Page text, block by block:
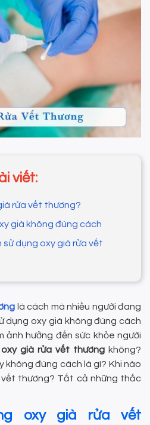
viết:
rửa vết thương?
già không đúng cách
sử dụng oxy già rửa vết
là cách mà nhiều người đang
dụng oxy giá không đúng cách
ảnh hưởng đến sức khỏe người
oxy già rửa vết thương không?
không đúng cách là gì? Khi nào
vết thương? Tất cả những thắc
oxy già rửa vết